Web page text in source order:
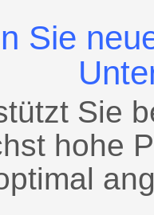
Sie
Sie
hohe